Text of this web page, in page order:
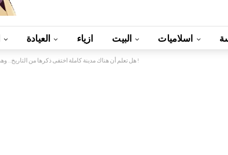
العيادة ازياء البيت اسلاميات
هل تعلم أن هناك مدينة كاملة اختفى ذكرها من التاريخ.. وهذا سبب عدم ذكرها !